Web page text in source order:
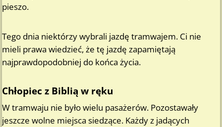
pieszo.
Tego dnia niektórzy wybrali jazdę tramwajem. Ci nie
mieli prawa wiedzieć, że tę jazdę zapamiętają
najprawdopodobniej do końca życia.
Chłopiec z Biblią w ręku
W tramwaju nie było wielu pasażerów. Pozostawały
jeszcze wolne miejsca siedzące. Każdy z jadących